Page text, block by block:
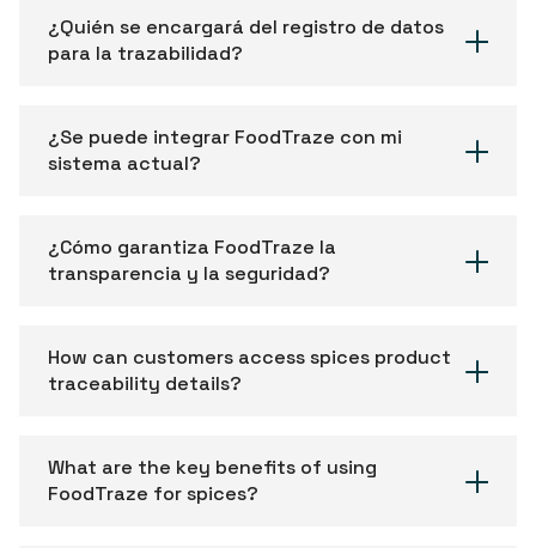
¿Quién se encargará del registro de datos
para la trazabilidad?
¿Se puede integrar FoodTraze con mi
sistema actual?
¿Cómo garantiza FoodTraze la
transparencia y la seguridad?
How can customers access spices product
traceability details?
What are the key benefits of using
FoodTraze for spices?